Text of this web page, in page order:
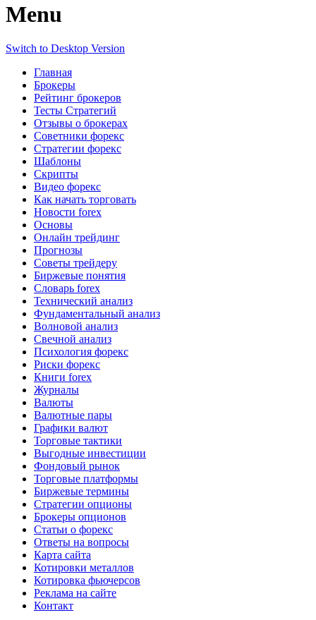
Menu
Switch to Desktop Version
Главная
Брокеры
Рейтинг брокеров
Тесты Стратегий
Отзывы о брокерах
Советники форекс
Стратегии форекс
Шаблоны
Скрипты
Видео форекс
Как начать торговать
Новости forex
Основы
Онлайн трейдинг
Прогнозы
Советы трейдеру
Биржевые понятия
Словарь forex
Технический анализ
Фундаментальный анализ
Волновой анализ
Свечной анализ
Психология форекс
Риски форекс
Книги forex
Журналы
Валюты
Валютные пары
Графики валют
Торговые тактики
Выгодные инвестиции
Фондовый рынок
Торговые платформы
Биржевые термины
Стратегии опционы
Брокеры опционов
Статьи о форекс
Ответы на вопросы
Карта сайта
Котировки металлов
Котировка фьючерсов
Реклама на сайте
Контакт